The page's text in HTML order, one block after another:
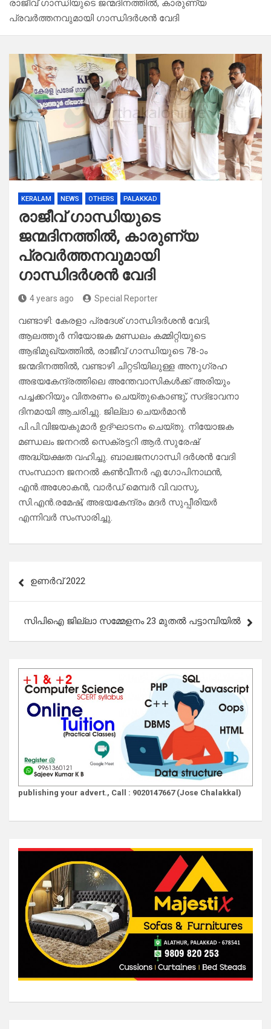
രാജീവ് ഗാന്ധിയുടെ ജന്മദിനത്തിൽ, കാരുണ്യ
പ്രവർത്തനവുമായി ഗാന്ധിദർശൻ വേദി
KERALAM NEWS OTHERS PALAKKAD
രാജീവ് ഗാന്ധിയുടെ
ജന്മദിനത്തിൽ, കാരുണ്യ
പ്രവർത്തനവുമായി
ഗാന്ധിദർശൻ വേദി
4 years ago Special Reporter
വണ്ടാഴി: കേരളാ പ്രദേശ് ഗാന്ധിദർശൻ വേദി,
ആലത്തൂർ നിയോജക മണ്ഡലം കമ്മിറ്റിയുടെ
ആഭിമുഖ്യത്തിൽ, രാജീവ് ഗാന്ധിയുടെ 78-ാം
ജന്മദിനത്തിൽ, വണ്ടാഴി ചിറ്റടിയിലുള്ള അനുഗ്രഹ
അഭയകേന്ദ്രത്തിലെ അന്തേവാസികൾക്ക് അരിയും
പച്ചക്കറിയും വിതരണം ചെയ്തുകൊണ്ടു്, സദ്ഭാവനാ
ദിനമായി ആചരിച്ചു. ജില്ലാ ചെയർമാൻ
പി.പി.വിജയകുമാർ ഉദ്ഘാടനം ചെയ്തു. നിയോജക
മണ്ഡലം ജനറൽ സെക്രട്ടറി ആർ.സുരേഷ്
അദ്ധ്യക്ഷത വഹിച്ചു. ബാലജനഗാന്ധി ദർശൻ വേദി
സംസ്ഥാന ജനറൽ കൺവീനർ എ.ഗോപിനാഥൻ,
എൻ.അശോകൻ, വാർഡ് മെമ്പർ വി.വാസു,
സി.എൻ.രമേഷ്, അഭയകേന്ദ്രം മദർ സുപ്പീരിയർ
എന്നിവർ സംസാരിച്ചു.
navigation
ഉണർവ് 2022
സിപിഐ ജില്ലാ സമ്മേളനം 23 മുതല്‍ പട്ടാമ്പിയില്‍
publishing your advert., Call : 9020147667 (Jose Chalakkal)